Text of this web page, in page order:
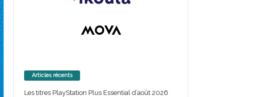
Articles récents
Les titres PlayStation Plus Essential d’août 2026